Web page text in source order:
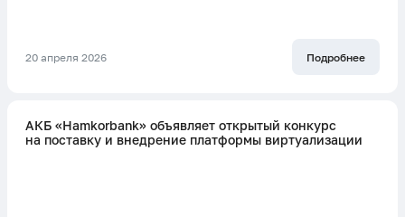
20 апреля 2026 Подробнее
АКБ «Hamkorbank» объявляет открытый конкурс
на поставку и внедрение платформы виртуализации